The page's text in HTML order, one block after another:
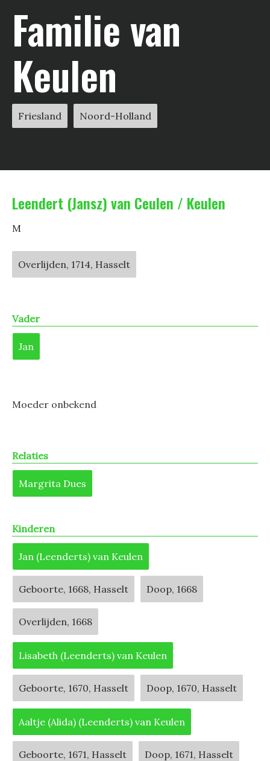
Familie van
Keulen
Friesland Noord-Holland
Leendert (Jansz) van Ceulen / Keulen
M
Overlijden, 1714, Hasselt
Vader
Jan
Moeder onbekend
Relaties
Margrita Dues
Kinderen
Jan (Leenderts) van Keulen
Geboorte, 1668, Hasselt Doop, 1668
Overlijden, 1668
Lisabeth (Leenderts) van Keulen
Geboorte, 1670, Hasselt Doop, 1670, Hasselt
Aaltje (Alida) (Leenderts) van Keulen
Geboorte, 1671, Hasselt Doop, 1671, Hasselt